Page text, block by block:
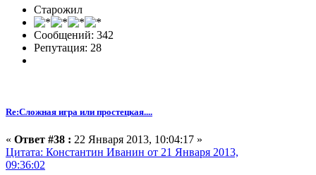
Старожил
Сообщений: 342
Репутация: 28
Re:Сложная игра или простецкая....
« Ответ #38 : 22 Января 2013, 10:04:17 »
Цитата: Константин Иванин от 21 Января 2013,
09:36:02